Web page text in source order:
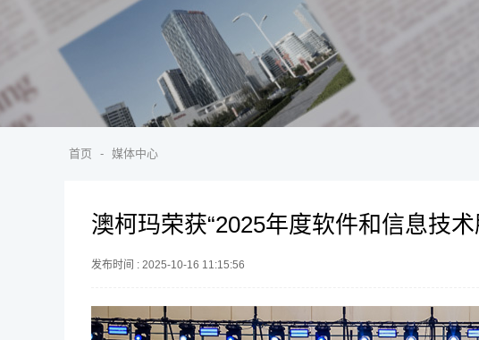
首页 - 媒体中心
澳柯玛荣获“2025年度软件和信息技
发布时间 : 2025-10-16 11:15:56